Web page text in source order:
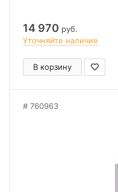
14 970 руб.
Уточняйте наличие
В корзину
760963